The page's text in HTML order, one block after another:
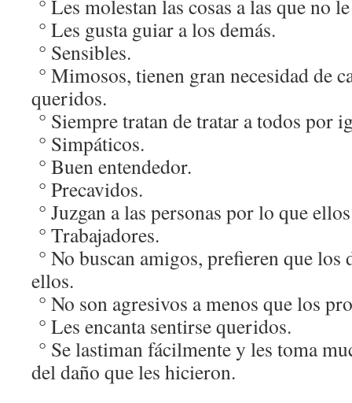
° Les molestan las cosas a las que no
° Les gusta guiar a los demás.
° Sensibles.
° Mimosos, tienen gran necesidad de
queridos.
° Siempre tratan de tratar a todos por
° Simpáticos.
° Buen entendedor.
° Precavidos.
° Juzgan a las personas por lo que
° Trabajadores.
° No buscan amigos, prefieren que los
ellos.
° No son agresivos a menos que los
° Les encanta sentirse queridos.
° Se lastiman fácilmente y les toma
del daño que les hicieron.